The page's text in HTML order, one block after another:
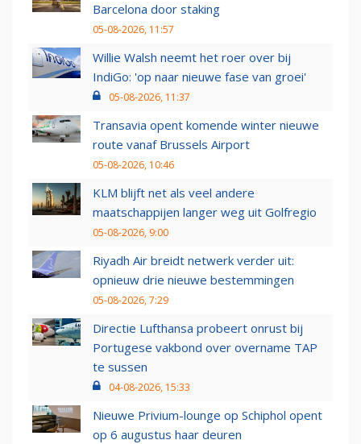
Barcelona door staking
05-08-2026, 11:57
Willie Walsh neemt het roer over bij
IndiGo: 'op naar nieuwe fase van groei'
05-08-2026, 11:37
Transavia opent komende winter nieuwe
route vanaf Brussels Airport
05-08-2026, 10:46
KLM blijft net als veel andere
maatschappijen langer weg uit Golfregio
05-08-2026, 9:00
Riyadh Air breidt netwerk verder uit:
opnieuw drie nieuwe bestemmingen
05-08-2026, 7:29
Directie Lufthansa probeert onrust bij
Portugese vakbond over overname TAP
te sussen
04-08-2026, 15:33
Nieuwe Privium-lounge op Schiphol opent
op 6 augustus haar deuren